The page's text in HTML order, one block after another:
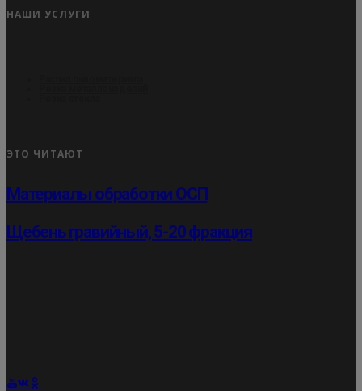
НАШИ УСЛУГИ
ЭТО ЧИТАЮТ
Материалы обработки ОСП
Щебень гравийный, 5-20 фракция